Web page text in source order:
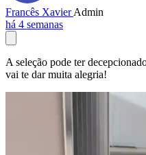
Francês XavierAdmin
há 4 semanas
A seleção pode ter
vai te dar muita alegria!